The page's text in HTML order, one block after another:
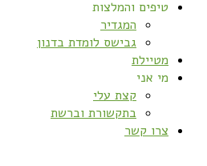
טיפים והמלצות
המגדיר
גבישס לומדת בדנון
מטיילת
מי אני
קצת עלי
בתקשורת וברשת
צרו קשר